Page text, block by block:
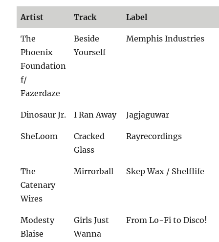
Artist Track Label
The
Phoenix
Foundation
f/
Fazerdaze
Beside
Yourself
Memphis Industries
Dinosaur Jr. I Ran Away Jagjaguwar
SheLoom
Cracked
Glass
Rayrecordings
The
Catenary
Wires
Mirrorball Skep Wax / Shelflife
Modesty
Blaise
Girls Just
Wanna
From Lo-Fi to Disco!